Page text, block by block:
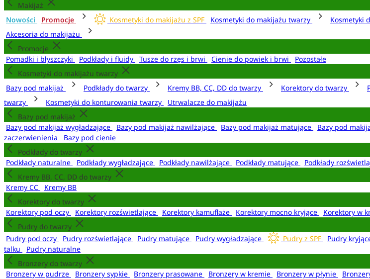
Makijaż
Nowości
Promocje Kosmetyki do makijażu z SPF Kosmetyki do makijażu twarzy Kosmetyki
Akcesoria do makijażu
Promocje
Pomadki i błyszczyki
Podkłady i fluidy Tusze do rzęs i brwi Cienie do powiek i brwi
Pozostałe
Kosmetyki do makijażu twarzy
Bazy pod makijaż
Podkłady do twarzy Kremy BB, CC, DD do twarzy Korektory do twarzy
twarzy
Kosmetyki do konturowania twarzy
Utrwalacze do makijażu
Bazy pod makijaż
Bazy pod makijaż wygładzające
Bazy pod makijaż nawilżające Bazy pod makijaż matujące Bazy pod
zaczerwienienia
Bazy pod cienie
Podkłady do twarzy
Podkłady naturalne
Podkłady wygładzające Podkłady nawilżające Podkłady matujące Podkłady
Kremy BB, CC, DD do twarzy
Kremy CC
Kremy BB
Korektory do twarzy
Korektory pod oczy
Korektory rozświetlające Korektory kamuflaże Korektory mocno kryjące Korektory w
Pudry do twarzy
Pudry pod oczy
Pudry rozświetlające Pudry matujące Pudry wygładzające Pudry z SPF Pudry
talku
Pudry naturalne
Bronzery do twarzy
Bronzery w pudrze
Bronzery sypkie Bronzery prasowane Bronzery w kremie Bronzery w płynie